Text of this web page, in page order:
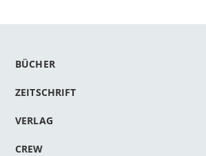
BÜCHER
ZEITSCHRIFT
VERLAG
CREW